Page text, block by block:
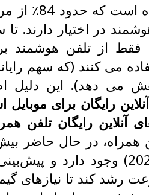
محاسبه شده
از تلفن هوشمند
می کنند (که سهم
کاهش می دهد). این دلیل
رایگان برای
آنلاین رایگان تلفن
(از ژوئیه 2022) وجود دارد و
رشد کند تا نیازهای